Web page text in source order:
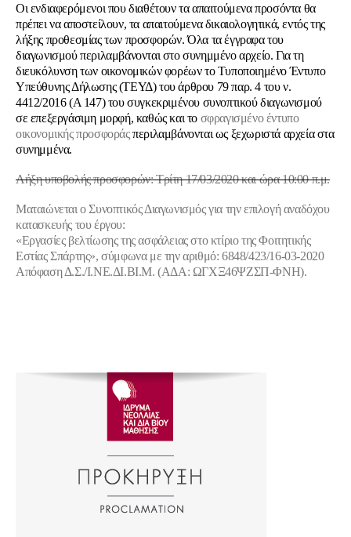
Οι ενδιαφερόμενοι που διαθέτουν τα απαιτούμενα προσόντα θα
πρέπει να αποστείλουν, τα απαιτούμενα δικαιολογητικά, εντός της
λήξης προθεσμίας των προσφορών. Όλα τα έγγραφα του
διαγωνισμού περιλαμβάνονται στο συνημμένο αρχείο. Για τη
διευκόλυνση των οικονομικών φορέων το Τυποποιημένο Έντυπο
Υπεύθυνης Δήλωσης (ΤΕΥΔ) του άρθρου 79 παρ. 4 του ν.
4412/2016 (Α 147) του συγκεκριμένου συνοπτικού διαγωνισμού
σε επεξεργάσιμη μορφή, καθώς και το σφραγισμένο έντυπο
οικονομικής προσφοράςπεριλαμβάνονται ως ξεχωριστά αρχεία στα
συνημμένα.
Λήξη υποβολής προσφορών: Τρίτη 17/03/2020 και ώρα 10:00 π.μ.
Ματαιώνεται ο Συνοπτικός Διαγωνισμός για την επιλογή αναδόχου
κατασκευής του έργου:
«Εργασίες βελτίωσης της ασφάλειας στο κτίριο της Φοιτητικής
Εστίας Σπάρτης», σύμφωνα με την αριθμό: 6848/423/16-03-2020
Απόφαση Δ.Σ./Ι.ΝΕ.ΔΙ.ΒΙ.Μ. (ΑΔΑ: ΩΓΧΞ46ΨΖΣΠ-ΦΝΗ).